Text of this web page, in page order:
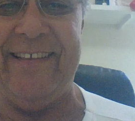
são a oportunidade para os
o Legislativo, elegendo apenas
os vícios da velha política, que
e boa formação cultural. Por
reeleição política, aos trocadores
interromperam o mandato para
e àqueles que já sofreram